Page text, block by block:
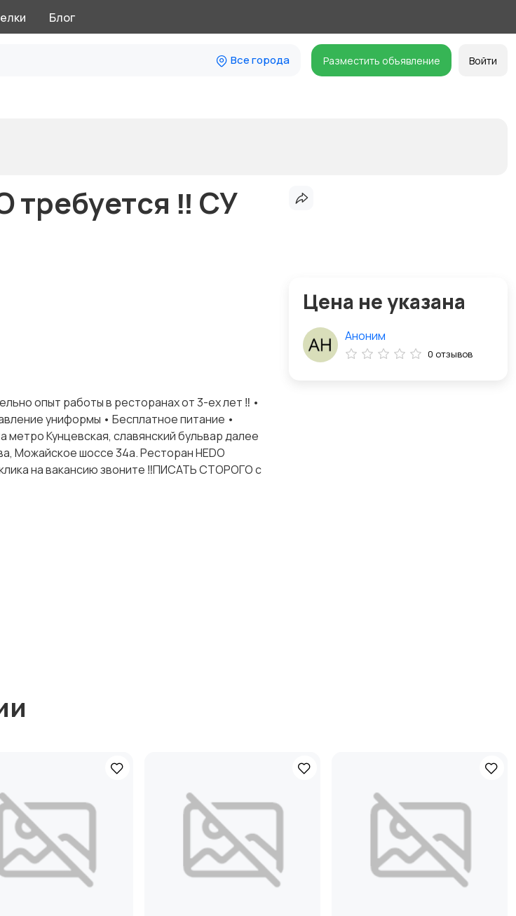
Блог
Все города Разместить объявление Войти
требуется ‼️ СУ
опыт работы в ресторанах от 3-ех лет ‼️ •
униформы • Бесплатное питание •
Кунцевская, славянский бульвар далее
Можайское шоссе 34а. Ресторан HEDO
на вакансию звоните ‼️ПИСАТЬ СТОРОГО с
Цена не указана
Аноним
0 отзывов